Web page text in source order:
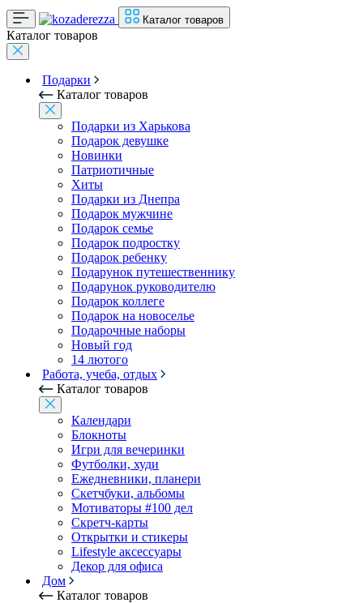
Каталог товаров
Каталог товаров
Подарки
Каталог товаров
Подарки из Харькова
Подарок девушке
Новинки
Патриотичные
Хиты
Подарки из Днепра
Подарок мужчине
Подарок семье
Подарок подростку
Подарок ребенку
Подарунок путешественнику
Подарунок руководителю
Подарок коллеге
Подарок на новоселье
Подарочные наборы
Новый год
14 лютого
Работа, учеба, отдых
Каталог товаров
Календари
Блокноты
Игри для вечеринки
Футболки, худи
Ежедневники, планери
Скетчбуки, альбомы
Мотиваторы #100 дел
Скретч-карты
Открытки и стикеры
Lifestyle аксессуары
Декор для офиса
Дом
Каталог товаров